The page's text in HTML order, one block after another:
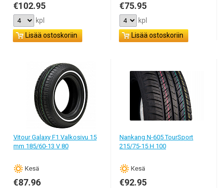
€102.95
kpl
Lisää ostoskoriin
€75.95
kpl
Lisää ostoskoriin
Vitour Galaxy F1 Valkosivu 15
mm 185/60-13 V 80
Кesä
€87.96
Nankang N-605 TourSport
215/75-15 H 100
Кesä
€92.95